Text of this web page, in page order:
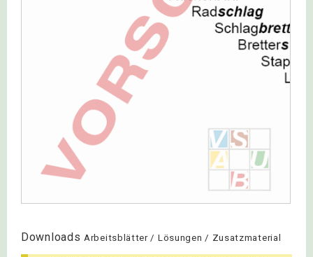
Downloads Arbeitsblätter / Lösungen / Zusatzmaterial